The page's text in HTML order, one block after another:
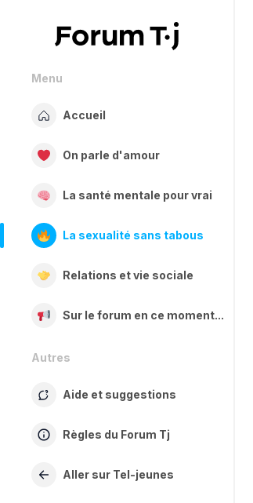
Menu
Accueil
On parle d'amour
La santé mentale pour vrai
La sexualité sans tabous
Relations et vie sociale
Sur le forum en ce moment...
Autres
Aide et suggestions
Règles du Forum Tj
Aller sur Tel-jeunes